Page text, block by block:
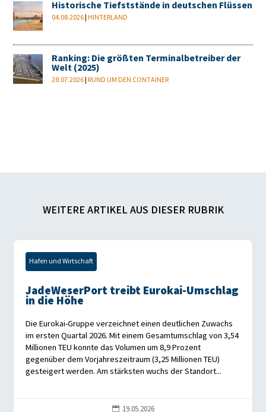
Historische Tiefststände in deutschen Flüssen
04.08.2026|HINTERLAND
Ranking: Die größten Terminalbetreiber der
Welt (2025)
28.07.2026|RUND UM DEN CONTAINER
WEITERE ARTIKEL AUS DIESER RUBRIK
Hafen und Wirtschaft
JadeWeserPort treibt Eurokai-Umschlag
in die Höhe
Die Eurokai-Gruppe verzeichnet einen deutlichen Zuwachs
im ersten Quartal 2026. Mit einem Gesamtumschlag von 3,54
Millionen TEU konnte das Volumen um 8,9 Prozent
gegenüber dem Vorjahreszeitraum (3,25 Millionen TEU)
gesteigert werden. Am stärksten wuchs der Standort...
 19.05.2026